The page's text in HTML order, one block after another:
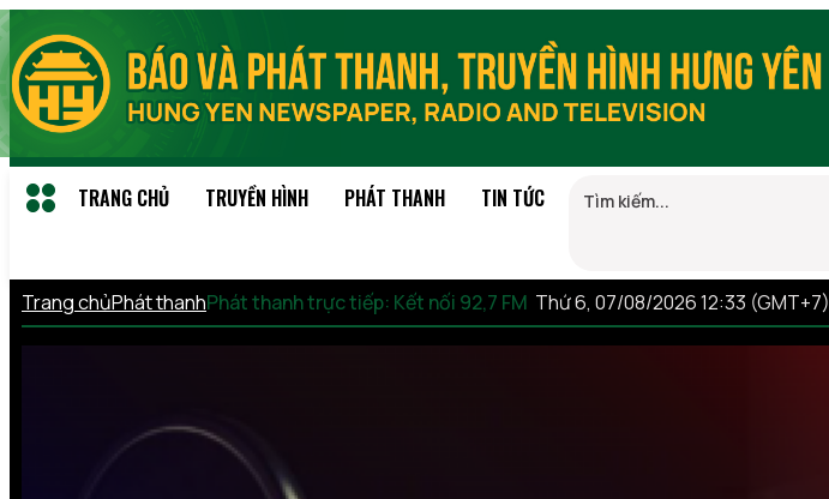
TRANG CHỦ TRUYỀN HÌNH PHÁT THANH TIN TỨC
Trang chủPhát thanhPhát thanh trực tiếp: Kết nối 92,7 FM Thứ 6, 07/08/2026 12:33 (GMT+7)